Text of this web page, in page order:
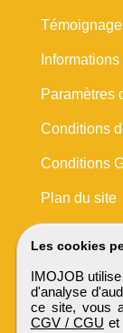
Les cookies
IMOJOB
d'analyse
ce site, vous
CGV / CGU et
Paramètres
Conditions
Conditions
Plan du site